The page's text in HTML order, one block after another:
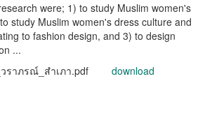
were; 1) to study Muslim women's
study Muslim women's dress culture and
to fashion design, and 3) to design
...
ราภรณ์_สำเภา.pdf download